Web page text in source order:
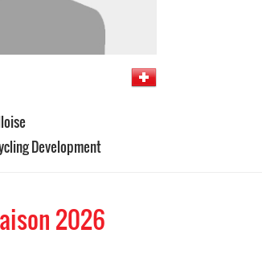
Development
2026